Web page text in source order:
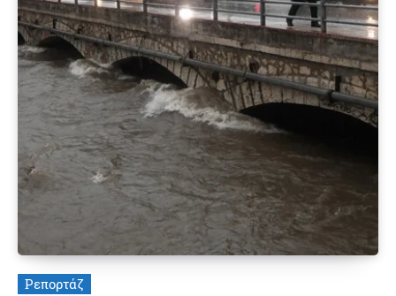
Ρεπορτάζ